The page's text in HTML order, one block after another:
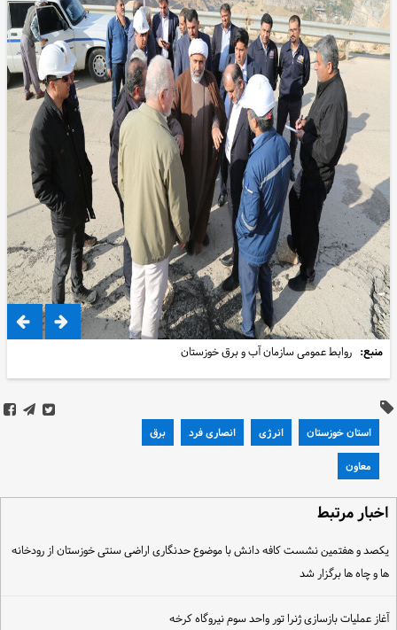
منبع: روابط عمومی سازمان آب و برق خوزستان
استان خوزستان انرژی انصاری فرد برق
معاون
اخبار مرتبط
یکصد و هفتمین نشست کافه دانش با موضوع حدنگاری اراضی سنتی خوزستان از رودخانه
ها و چاه ها برگزار شد
آغاز عملیات بازسازی ژنرا تور واحد سوم نیروگاه کرخه